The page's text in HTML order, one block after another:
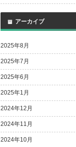
アーカイブ
2025年8月
2025年7月
2025年6月
2025年1月
2024年12月
2024年11月
2024年10月